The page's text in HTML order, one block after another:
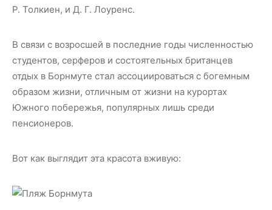
Р. Толкиен, и Д. Г. Лоуренс.
В связи с возросшей в последние годы численностью
студентов, серферов и состоятельных британцев
отдых в Борнмуте стал ассоциироваться с богемным
образом жизни, отличным от жизни на курортах
Южного побережья, популярных лишь среди
пенсионеров.
Вот как выглядит эта красота вживую: